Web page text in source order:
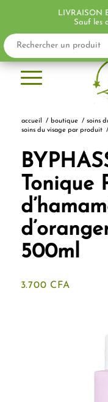
accueil / boutique / soins
soins du visage par produit /
Tonique
500ml
3.700 CFA
LIVRAISON
Sauf les